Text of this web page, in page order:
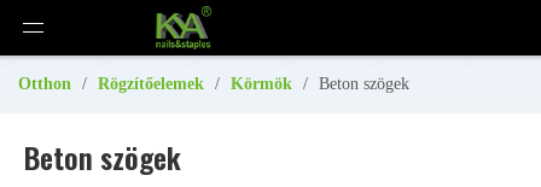
Otthon / Rögzítőelemek / Körmök / Beton szögek
Beton szögek